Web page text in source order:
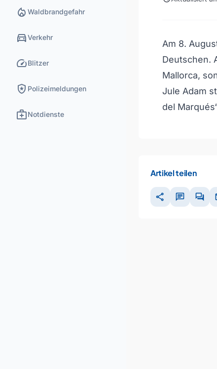
local_fire_department Waldbrandgefahr
directions_carVerkehr
speedBlitzer
local_police Polizeimeldungen
medical_servicesNotdienste
Am 8.
Deutschen.
Mallorca,
Jule Adam
del
Artikel teilen
share chat forum